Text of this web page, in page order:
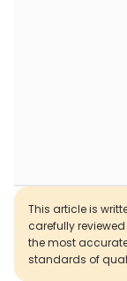
This article is
carefully
the most
standards of